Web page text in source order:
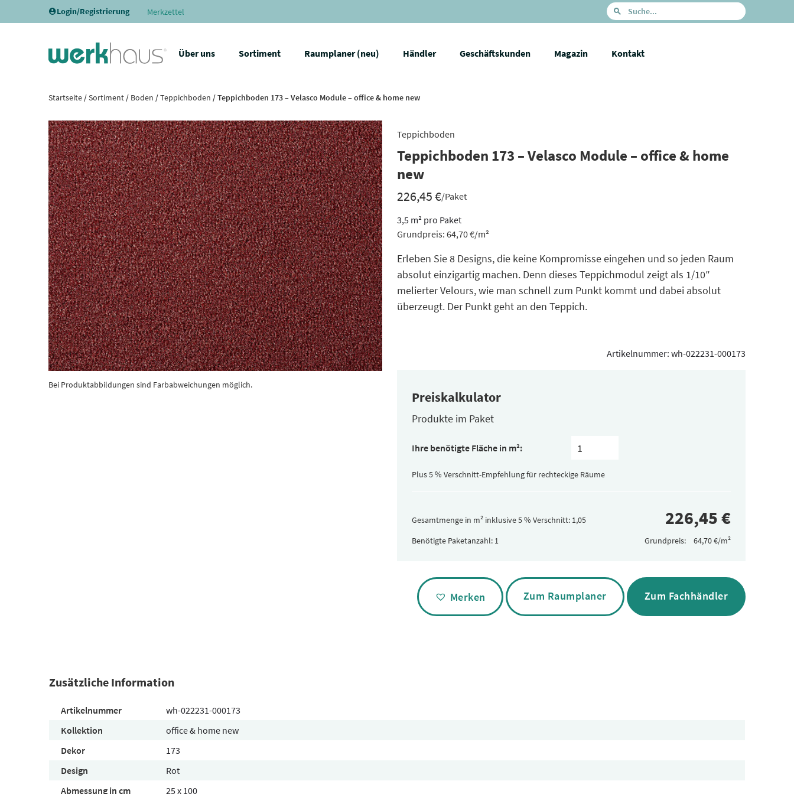
Login/Registrierung Merkzettel
Über uns Sortiment Raumplaner (neu) Händler Geschäftskunden Magazin Kontakt
Startseite/Sortiment/ Boden /Teppichboden / Teppichboden 173 – Velasco Module – office & home new
Bei Produktabbildungen sind Farbabweichungen möglich.
Teppichboden
Teppichboden 173 – Velasco Module – office & home
new
226,45€/Paket
3,5 m² pro Paket
Grundpreis: 64,70€/m²
Erleben Sie 8 Designs, die keine Kompromisse eingehen und so jeden Raum
absolut einzigartig machen. Denn dieses Teppichmodul zeigt als 1/10″
melierter Velours, wie man schnell zum Punkt kommt und dabei absolut
überzeugt. Der Punkt geht an den Teppich.
Artikelnummer: wh-022231-000173
Preiskalkulator
Produkte im Paket
pro
(versteckt)
Ihre benötigte Fläche in m²:
Plus 5 % Verschnitt-Empfehlung für rechteckige Räume
Gesamtmenge in m² inklusive 5 % Verschnitt:
Benötigte Paketanzahl:
Grundpreis:
Alternative:
Merken Zum Raumplaner Zum Fachhändler
Zusätzliche Information
Artikelnummer
wh-022231-000173
Kollektion
office & home new
Dekor
173
Design
Rot
Abmessung in cm
25 x 100